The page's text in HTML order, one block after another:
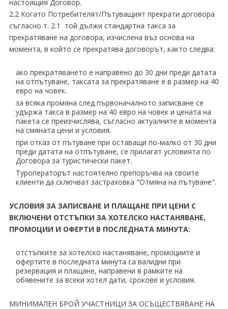
настоящия Договор.
2.2 Когато Потребителят/Пътуващият прекрати договора
съгласно т. 2.1 той дължи стандартна такса за
прекратяване на договора, изчислена въз основа на
момента, в който се прекратява договорът, както следва:
ако прекратяването е направено до 30 дни преди датата
на отпътуване, таксата за прекратяване е в размер на 40
евро на човек.
за всяка промяна след първоначалното записване се
удържа такса в размер на 40 евро на човек и цената на
пакета се преизчислява, съгласно актуалните в момента
на смяната цени и условия.
при отказ от пътуване при оставащи по-малко от 30 дни
преди датата на отпътуване, се прилагат условията по
Договора за туристически пакет.
Туроператорът настоятелно препоръчва на своите
клиенти да сключват застраховка "Отмяна на пътуване".
УСЛОВИЯ ЗА ЗАПИСВАНЕ И ПЛАЩАНЕ ПРИ ЦЕНИ С
ВКЛЮЧЕНИ ОТСТЪПКИ ЗА ХОТЕЛСКО НАСТАНЯВАНЕ,
ПРОМОЦИИ И ОФЕРТИ В ПОСЛЕДНАТА МИНУТА:
отстъпките за хотелско настаняване, промоциите и
офертите в последната минута са валидни при
резервация и плащане, направени в рамките на
обявените за всеки хотел дати, срокове и условия.
МИНИМАЛЕН БРОЙ УЧАСТНИЦИ ЗА ОСЪЩЕСТВЯВАНЕ НА